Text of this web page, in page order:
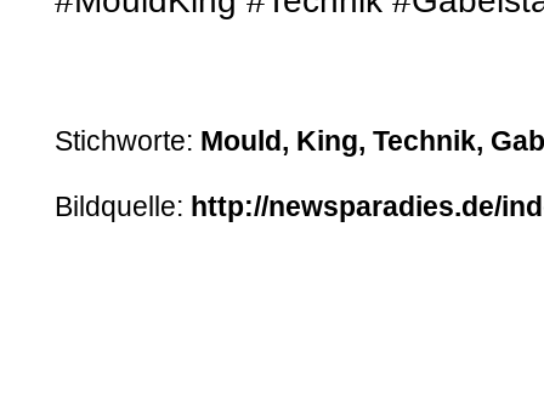
Stichworte: Mould, King, Technik,
Bildquelle: http://newsparadies.de/